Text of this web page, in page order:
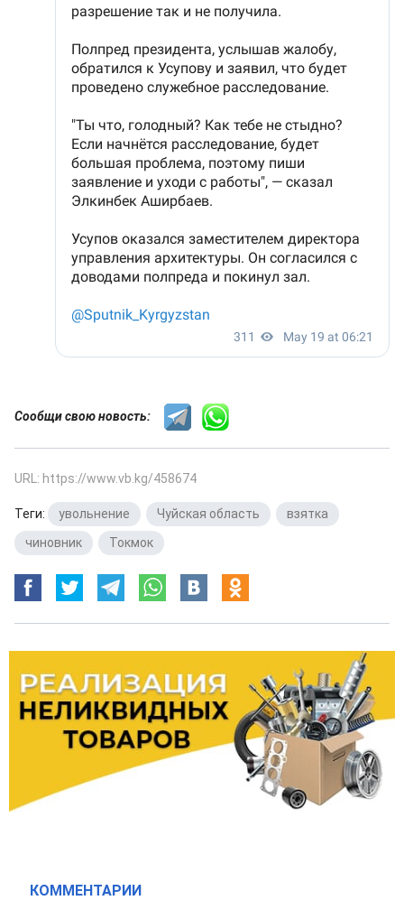
Сообщи свою новость:
URL: https://www.vb.kg/458674
Теги: увольнение Чуйская область взятка
чиновник
Токмок
КОММЕНТАРИИ